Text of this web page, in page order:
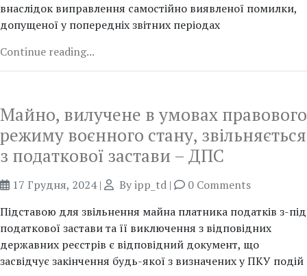
внаслідок виправлення самостійно виявленої помилки,
допущеної у попередніх звітних періодах
Continue reading...
Майно, вилучене в умовах правового
режиму воєнного стану, звільняється
з податкової застави – ДПС
17 Грудня, 2024| Byipp_td |
0 Comments
Підставою для звільнення майна платника податків з-під
податкової застави та її виключення з відповідних
державних реєстрів є відповідний документ, що
засвідчує закінчення будь-якої з визначених у ПКУ подій